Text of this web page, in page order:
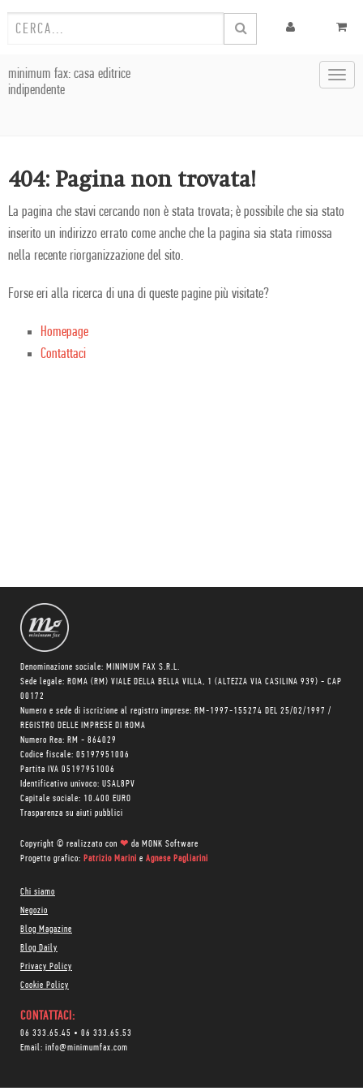
minimum fax: casa editrice
indipendente
404: Pagina non trovata!
La pagina che stavi cercando non è stata trovata; è possibile che sia stato
inserito un indirizzo errato come anche che la pagina sia stata rimossa
nella recente riorganizzazione del sito.
Forse eri alla ricerca di una di queste pagine più visitate?
Homepage
Contattaci
Denominazione sociale: MINIMUM FAX S.R.L.
Sede legale: ROMA (RM) VIALE DELLA BELLA VILLA, 1 (ALTEZZA VIA CASILINA 939) - CAP
00172
Numero e sede di iscrizione al registro imprese: RM-1997-155274 DEL 25/02/1997 /
REGISTRO DELLE IMPRESE DI ROMA
Numero Rea: RM - 864029
Codice fiscale: 05197951006
Partita IVA 05197951006
Identificativo univoco: USAL8PV
Capitale sociale: 10.400 EURO
Trasparenza su aiuti pubblici
Copyright © realizzato con ❤ da MONK Software
Progetto grafico: Patrizio Marini e Agnese Pagliarini
Chi siamo
Negozio
Blog Magazine
Blog Daily
Privacy Policy
Cookie Policy
CONTATTACI:
06 333.65.45 • 06 333.65.53
Email: info@minimumfax.com